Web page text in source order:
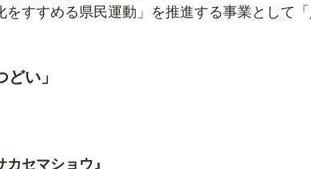
すすめる県民運動」を推進する事業として
い」
カセマショウ』